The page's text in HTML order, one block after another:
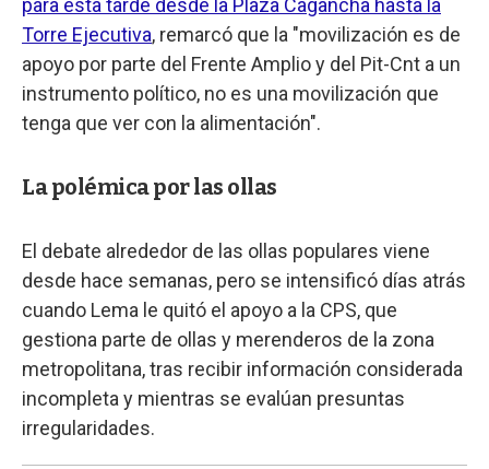
para esta tarde desde la Plaza Cagancha hasta la
Torre Ejecutiva, remarcó que la "movilización es de
apoyo por parte del Frente Amplio y del Pit-Cnt a un
instrumento político, no es una movilización que
tenga que ver con la alimentación".
La polémica por las ollas
El debate alrededor de las ollas populares viene
desde hace semanas, pero se intensificó días atrás
cuando Lema le quitó el apoyo a la CPS, que
gestiona parte de ollas y merenderos de la zona
metropolitana, tras recibir información considerada
incompleta y mientras se evalúan presuntas
irregularidades.